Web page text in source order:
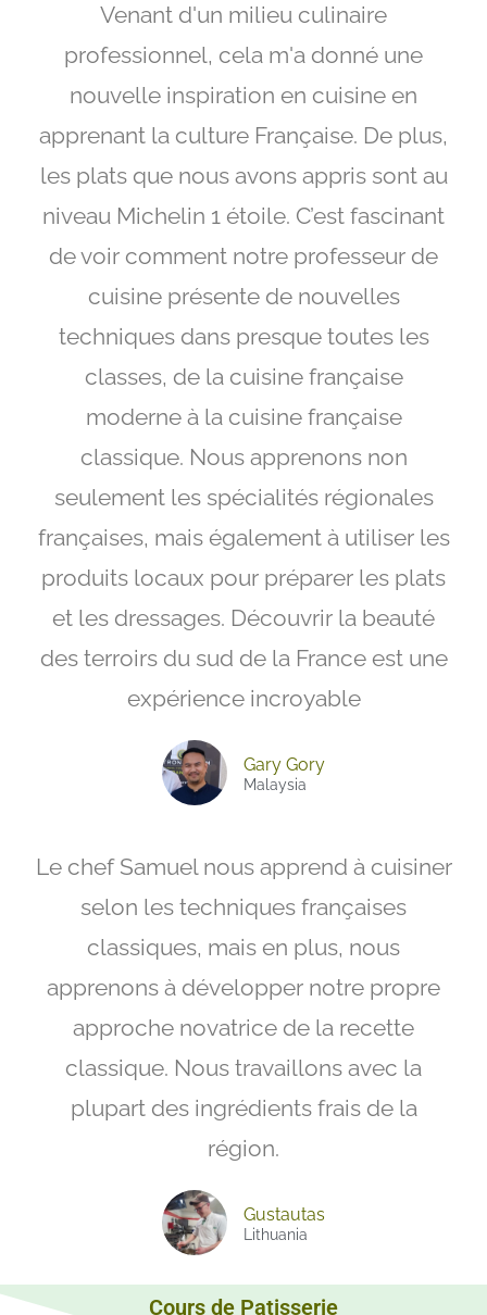
Venant d'un milieu culinaire
professionnel, cela m'a donné une
nouvelle inspiration en cuisine en
apprenant la culture Française. De plus,
les plats que nous avons appris sont au
niveau Michelin 1 étoile. C’est fascinant
de voir comment notre professeur de
cuisine présente de nouvelles
techniques dans presque toutes les
classes, de la cuisine française
moderne à la cuisine française
classique. Nous apprenons non
seulement les spécialités régionales
françaises, mais également à utiliser les
produits locaux pour préparer les plats
et les dressages. Découvrir la beauté
des terroirs du sud de la France est une
expérience incroyable
Gary Gory
Malaysia
Le chef Samuel nous apprend à cuisiner
selon les techniques françaises
classiques, mais en plus, nous
apprenons à développer notre propre
approche novatrice de la recette
classique. Nous travaillons avec la
plupart des ingrédients frais de la
région.
Gustautas
Lithuania
Cours de Patisserie